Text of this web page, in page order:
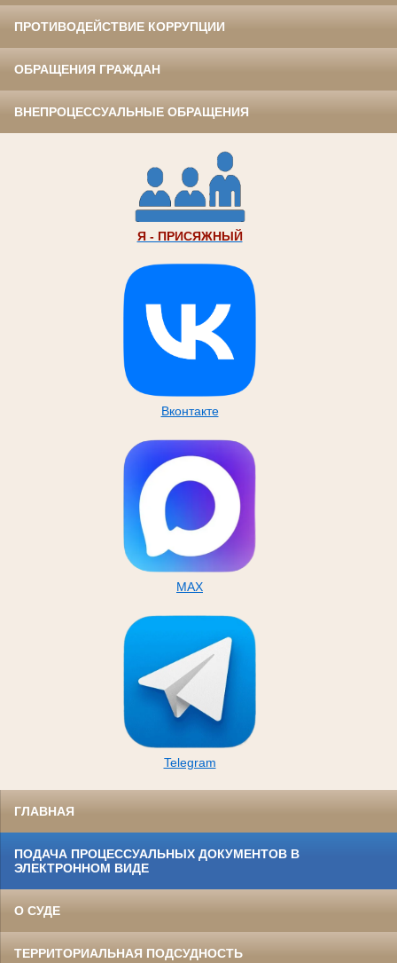
ПРОТИВОДЕЙСТВИЕ КОРРУПЦИИ
ОБРАЩЕНИЯ ГРАЖДАН
ВНЕПРОЦЕССУАЛЬНЫЕ ОБРАЩЕНИЯ
Я - ПРИСЯЖНЫЙ
Вконтакте
MAX
Telegram
ГЛАВНАЯ
ПОДАЧА ПРОЦЕССУАЛЬНЫХ ДОКУМЕНТОВ В
ЭЛЕКТРОННОМ ВИДЕ
О СУДЕ
ТЕРРИТОРИАЛЬНАЯ ПОДСУДНОСТЬ